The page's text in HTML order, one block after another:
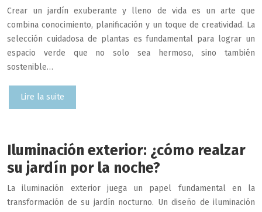
Crear un jardín exuberante y lleno de vida es un arte que
combina conocimiento, planificación y un toque de creatividad. La
selección cuidadosa de plantas es fundamental para lograr un
espacio verde que no solo sea hermoso, sino también
sostenible…
Lire la suite
Iluminación exterior: ¿cómo realzar
su jardín por la noche?
La iluminación exterior juega un papel fundamental en la
transformación de su jardín nocturno. Un diseño de iluminación